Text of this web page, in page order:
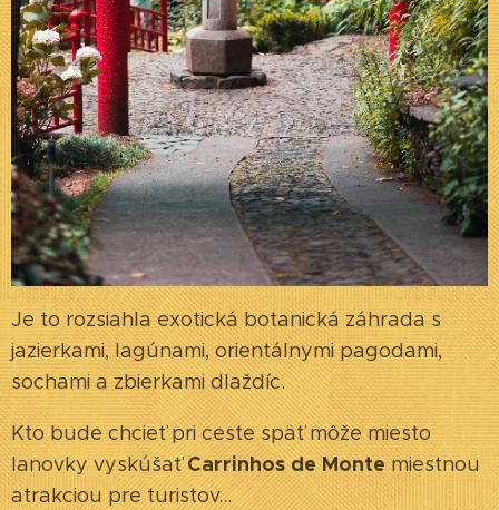
Je to rozsiahla exotická botanická záhrada s
jazierkami, lagúnami, orientálnymi pagodami,
sochami a zbierkami dlaždíc.
Kto bude chcieť pri ceste späť môže miesto
lanovky vyskúšaťCarrinhos de Montemiestnou
atrakciou pre turistov...